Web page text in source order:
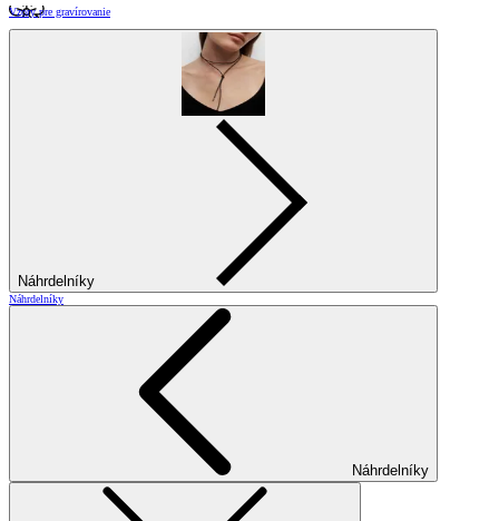
Vzory pre gravírovanie
Náhrdelníky
Náhrdelníky
Náhrdelníky